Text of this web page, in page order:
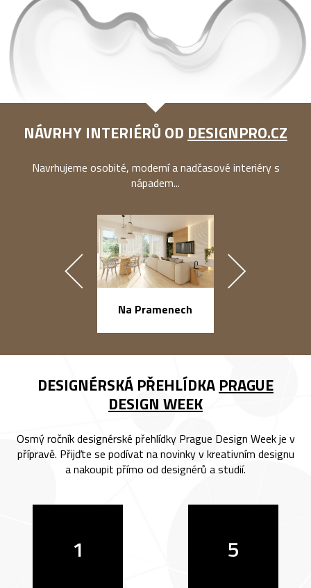
NÁVRHY INTERIÉRŮ OD DESIGNPRO.CZ
Navrhujeme osobité, moderní a nadčasové interiéry s
nápadem...
Na Pramenech
DESIGNÉRSKÁ PŘEHLÍDKA PRAGUE
DESIGN WEEK
Osmý ročník designérské přehlídky Prague Design Week je v
přípravě. Přijďte se podívat na novinky v kreativním designu
a nakoupit přímo od designérů a studií.
1 5